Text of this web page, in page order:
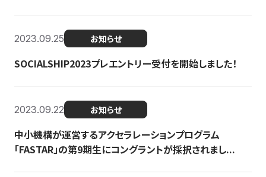
2023.09.25 お知らせ
SOCIALSHIP2023プレエントリー受付を開始しました！
2023.09.22 お知らせ
中小機構が運営するアクセラレーションプログラム
「FASTAR」の第9期生にコングラントが採択されまし...